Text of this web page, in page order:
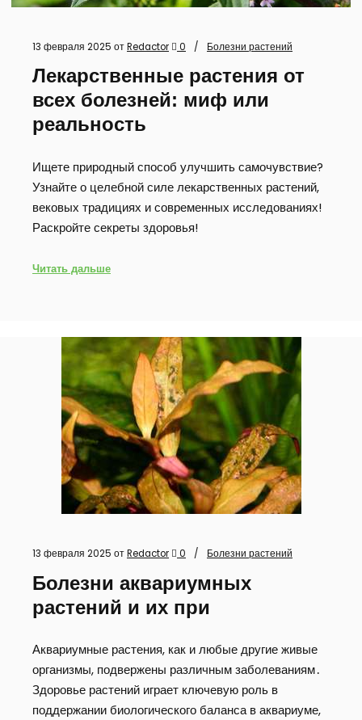
13 февраля 2025 отRedactor 0 Болезни растений
Лекарственные растения от
всех болезней: миф или
реальность
Ищете природный способ улучшить самочувствие?
Узнайте о целебной силе лекарственных растений,
вековых традициях и современных исследованиях!
Раскройте секреты здоровья!
Читать дальше
13 февраля 2025 отRedactor 0 Болезни растений
Болезни аквариумных
растений и их при
Аквариумные растения, как и любые другие живые
организмы, подвержены различным заболеваниям․
Здоровье растений играет ключевую роль в
поддержании биологического баланса в аквариуме,